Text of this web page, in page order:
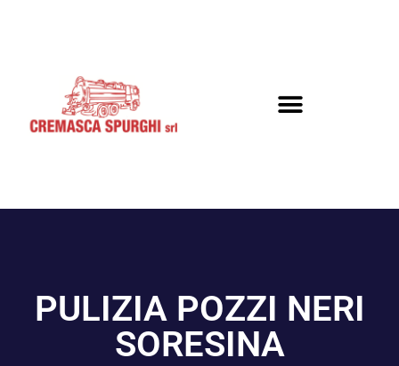
PULIZIA POZZI NERI
SORESINA